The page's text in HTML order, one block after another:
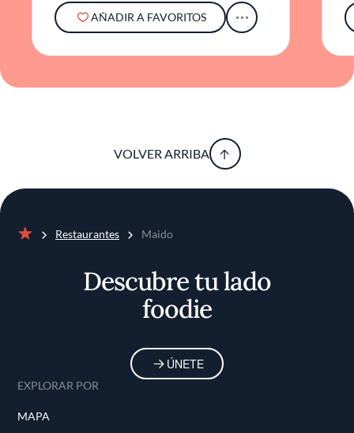
AÑADIR A FAVORITOS
VOLVER ARRIBA
Restaurantes Maido
Descubre tu lado
foodie
ÚNETE
EXPLORAR POR
MAPA